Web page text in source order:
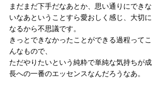
まだまだ下手だなあとか、思い通りにできな
いなあということすら愛おしく感じ、大切に
なるから不思議です。
きっとできなかったことができる過程ってこ
んなもので、
ただやりたいという純粋で単純な気持ちが成
長への一番のエッセンスなんだろうなあ。